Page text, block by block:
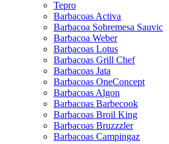
Tepro
Barbacoas Activa
Barbacoa Sobremesa Sauvic
Barbacoa Weber
Barbacoas Lotus
Barbacoas Grill Chef
Barbacoas Jata
Barbacoas OneConcept
Barbacoas Algon
Barbacoas Barbecook
Barbacoas Broil King
Barbacoas Bruzzzler
Barbacoas Campingaz